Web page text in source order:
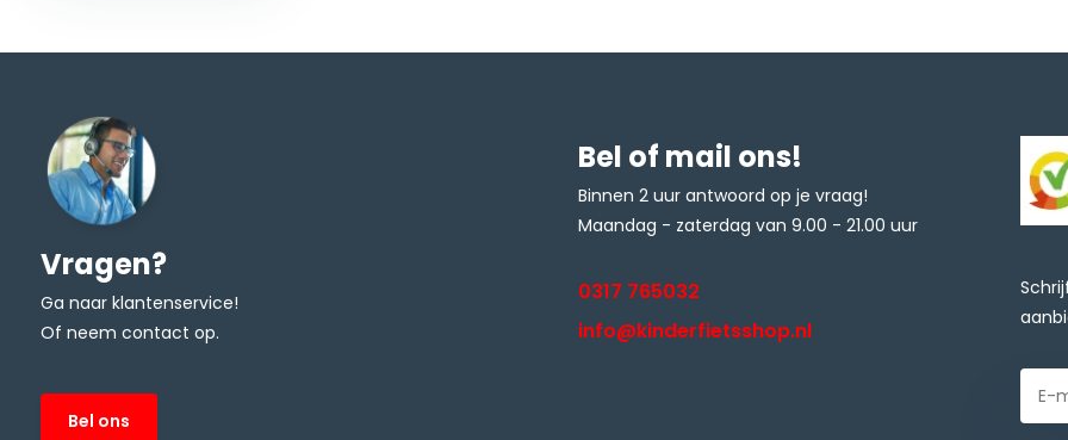
Vragen?
Ga naar klantenservice!
Of neem contact op.
Bel ons
Bel of mail ons!
Binnen 2 uur antwoord op je vraag!
Maandag - zaterdag van 9.00 - 21.00 uur
0317 765032
info@kinderfietsshop.nl